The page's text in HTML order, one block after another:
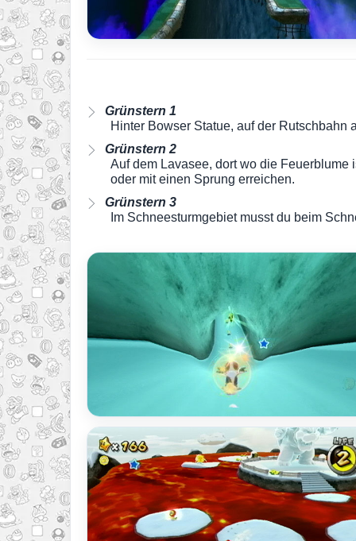
Grünstern 1
Hinter Bowser Statue, auf der
Grünstern 2
Auf dem Lavasee, dort wo die
oder mit einen Sprung erreichen.
Grünstern 3
Im Schneesturmgebiet musst du beim